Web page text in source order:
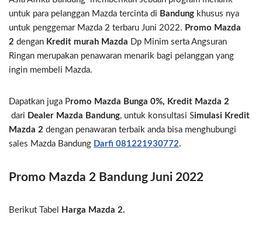
untuk para pelanggan Mazda tercinta di Bandung khusus nya
untuk penggemar Mazda 2 terbaru Juni 2022. Promo Mazda
2 dengan Kredit murah Mazda Dp Minim serta Angsuran
Ringan merupakan penawaran menarik bagi pelanggan yang
ingin membeli Mazda.
Dapatkan juga Promo Mazda Bunga 0%, Kredit Mazda 2
dari Dealer Mazda Bandung, untuk konsultasi Simulasi Kredit
Mazda 2 dengan penawaran terbaik anda bisa menghubungi
sales Mazda Bandung Darfi 081221930772.
Promo Mazda 2 Bandung Juni 2022
Berikut Tabel Harga Mazda 2.